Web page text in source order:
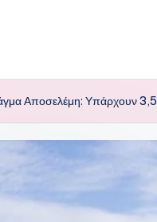
Αποσελέμη: Υπάρχουν 3,5